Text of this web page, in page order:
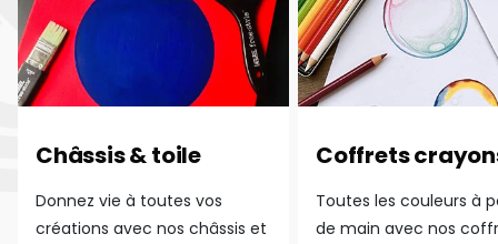
Châssis & toile
Donnez vie à toutes vos
créations avec nos châssis et
Coffrets
Toutes les couleurs à
de main avec nos